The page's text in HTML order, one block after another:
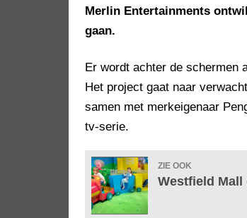
Merlin Entertainments
gaan.
Er wordt achter de schermen
Het project gaat naar
samen met merkeigenaar
tv-serie.
ZIE OOK
Westfield